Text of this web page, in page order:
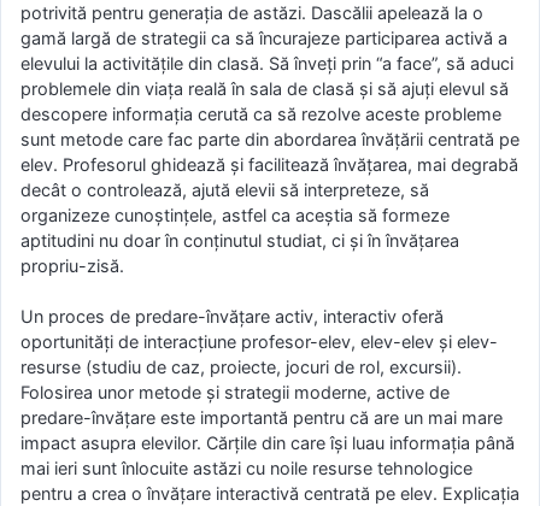
potrivită pentru generaţia de astăzi. Dascălii apelează la o
gamă largă de strategii ca să încurajeze participarea activă a
elevului la activităţile din clasă. Să înveţi prin “a face”, să aduci
problemele din viaţa reală în sala de clasă şi să ajuţi elevul să
descopere informaţia cerută ca să rezolve aceste probleme
sunt metode care fac parte din abordarea învăţării centrată pe
elev. Profesorul ghidează şi facilitează învăţarea, mai degrabă
decât o controlează, ajută elevii să interpreteze, să
organizeze cunoştinţele, astfel ca aceştia să formeze
aptitudini nu doar în conţinutul studiat, ci şi în învăţarea
propriu-zisă.
Un proces de predare-învăţare activ, interactiv oferă
oportunităţi de interacţiune profesor-elev, elev-elev şi elev-
resurse (studiu de caz, proiecte, jocuri de rol, excursii).
Folosirea unor metode şi strategii moderne, active de
predare-învăţare este importantă pentru că are un mai mare
impact asupra elevilor. Cărţile din care îşi luau informaţia până
mai ieri sunt înlocuite astăzi cu noile resurse tehnologice
pentru a crea o învăţare interactivă centrată pe elev. Explicaţia